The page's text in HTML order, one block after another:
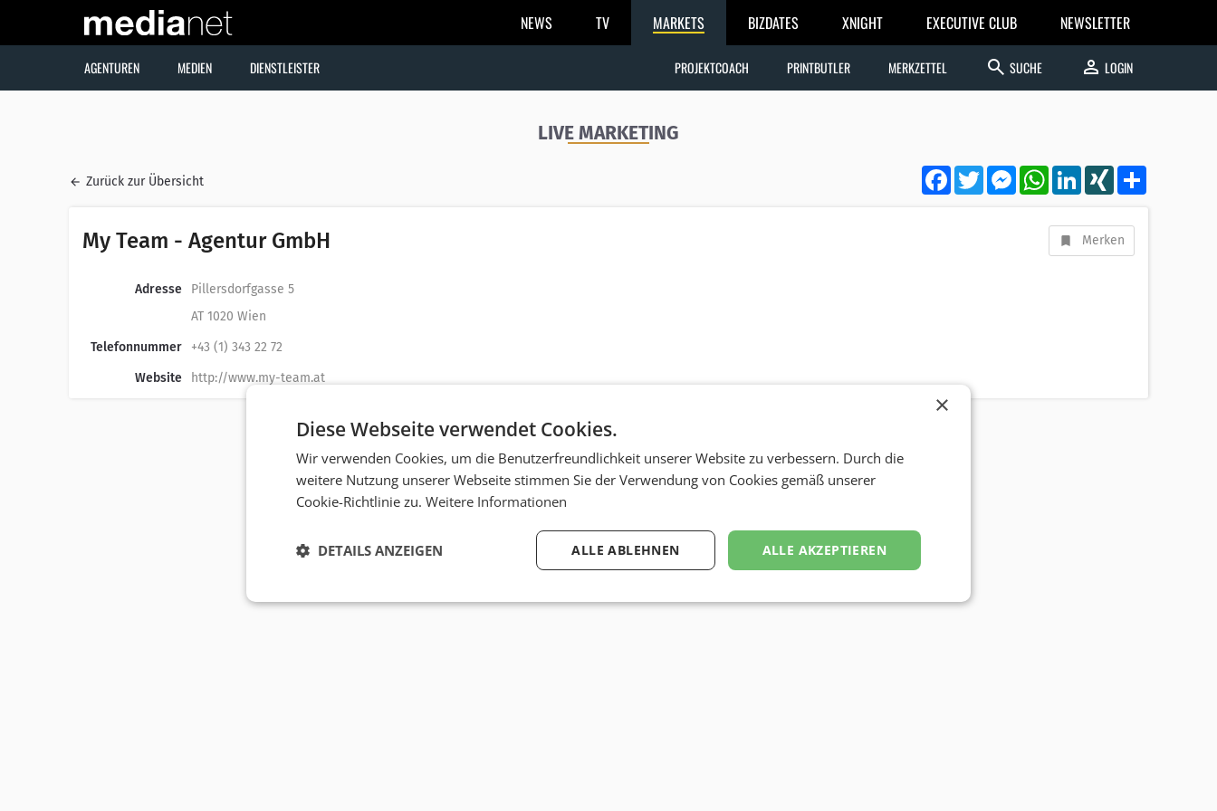
NEWS TV MARKETS BIZDATES XNIGHT EXECUTIVE CLUB NEWSLETTER
AGENTUREN MEDIEN DIENSTLEISTER PROJEKTCOACH PRINTBUTLER MERKZETTEL search SUCHE person LOGIN
LIVE MARKETING
Zurück zur Übersicht
FacebookTwitterMessengerWhatsApp
LinkedInXING
My Team - Agentur GmbH Merken
Adresse
Pillersdorfgasse 5
AT 1020 Wien
Telefonnummer
+43 (1) 343 22 72
Website
http://www.my-team.at
×
Diese Webseite verwendet Cookies.
Wir verwenden Cookies, um die Benutzerfreundlichkeit unserer Website zu verbessern. Durch die
weitere Nutzung unserer Webseite stimmen Sie der Verwendung von Cookies gemäß unserer
Cookie-Richtlinie zu. Weitere Informationen
ALLE AKZEPTIEREN
ALLE ABLEHNEN
DETAILS ANZEIGEN